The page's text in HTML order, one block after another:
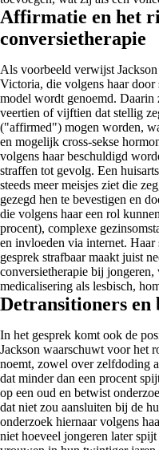
Affirmatie en het
conversietherapie
Als voorbeeld verwijst
Victoria, die volgens haar door
model wordt genoemd. Daarin
veertien of vijftien dat stellig
("affirmed") mogen worden,
en mogelijk cross-sekse
volgens haar beschuldigd
straffen tot gevolg. Een
steeds meer meisjes ziet die
gezegd hen te bevestigen en
die volgens haar een rol
procent), complexe
en invloeden via internet.
gesprek strafbaar maakt juist
conversietherapie bij
medicalisering als lesbisch,
Detransitioners en
In het gesprek komt ook de
Jackson waarschuwt voor het
noemt, zowel over zelfdoding
dat minder dan een procent
op een oud en betwist
dat niet zou aansluiten bij de
onderzoek hiernaar volgens
niet hoeveel jongeren later